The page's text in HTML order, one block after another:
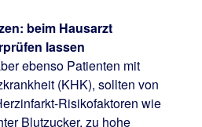
beim Hausarzt
lassen
ebenso Patienten mit
(KHK), sollten von
Risikofaktoren wie
Blutzucker, zu hohe